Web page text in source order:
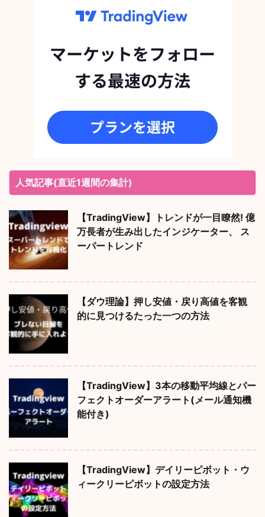
人気記事(直近1週間の集計)
【TradingView】トレンドが一目瞭然! 億
万長者が生み出したインジケーター、 ス
ーパートレンド
【ダウ理論】押し安値・戻り高値を客観
的に見つけるたった一つの方法
【TradingView】3本の移動平均線とパー
フェクトオーダーアラート(メール通知機
能付き)
【TradingView】デイリーピボット・ウ
ィークリーピボットの設定方法